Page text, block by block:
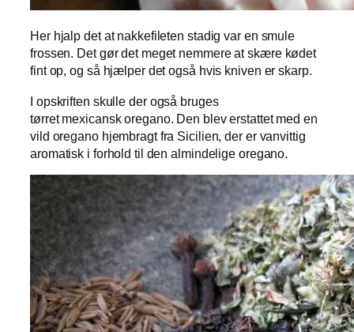
Her hjalp det at nakkefileten stadig var en smule
frossen. Det gør det meget nemmere at skære kødet
fint op, og så hjælper det også hvis kniven er skarp.
I opskriften skulle der også bruges
tørret mexicansk oregano. Den blev erstattet med en
vild oregano hjembragt fra Sicilien, der er vanvittig
aromatisk i forhold til den almindelige oregano.